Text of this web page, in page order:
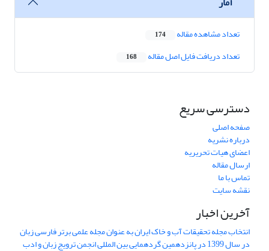
تعداد مشاهده مقاله 174
تعداد دریافت فایل اصل مقاله 168
دسترسی سریع
صفحه اصلی
درباره نشریه
اعضای هیات تحریریه
ارسال مقاله
تماس با ما
نقشه سایت
آخرین اخبار
انتخاب مجله تحقیقات آب و خاک ایران به عنوان مجله علمی برتر فارسی زبان
در سال 1399 در پانزدهمین گردهمایی بین المللی انجمن ترویج زبان و ادب